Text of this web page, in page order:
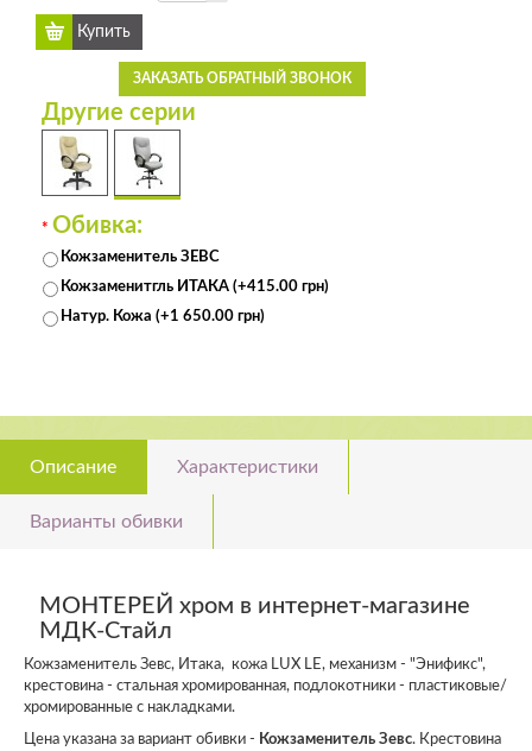
ЗАКАЗАТЬ ОБРАТНЫЙ ЗВОНОК
Другие серии
* Обивка:
Кожзаменитель ЗЕВС
Кожзаменитгль ИТАКА (+415.00 грн)
Натур. Кожа (+1 650.00 грн)
Описание Характеристики
Варианты обивки
МОНТЕРЕЙ хром в интернет-магазине
МДК-Стайл
Кожзаменитель Зевс, Итака, кожа LUX LE, механизм - "Энификс",
крестовина - стальная хромированная, подлокотники - пластиковые/
хромированные с накладками.
Цена указана за вариант обивки - Кожзаменитель Зевс. Крестовина